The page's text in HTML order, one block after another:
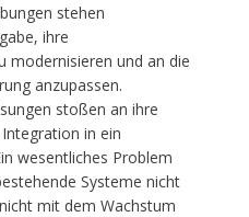
stehen
ihre
modernisieren und an die
anzupassen.
stoßen an ihre
in ein
wesentliches Problem
Systeme nicht
mit dem Wachstum